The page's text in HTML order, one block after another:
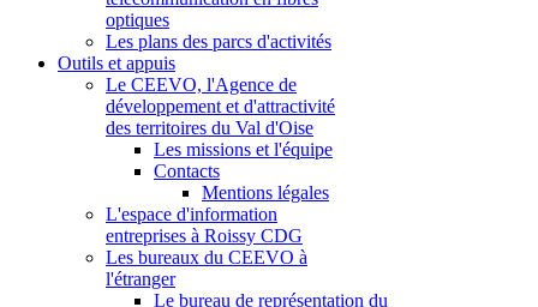
optiques
Les plans des parcs d'activités
Outils et appuis
Le CEEVO, l'Agence de
développement et d'attractivité
des territoires du Val d'Oise
Les missions et l'équipe
Contacts
Mentions légales
L'espace d'information
entreprises à Roissy CDG
Les bureaux du CEEVO à
l'étranger
Le bureau de représentation du